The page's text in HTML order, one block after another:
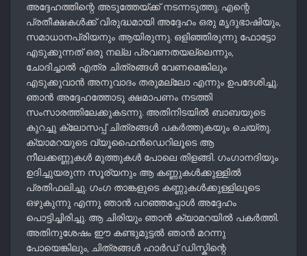
അദ്ദേഹത്തിന്റെ അടുത്തേയ്ക്ക് നടന്നടുത്തു. എന്റെ
പ്രതീക്ഷകൾക്ക് വിരുദ്ധമായി അദ്ദേഹം ഒരു മൃദുഭാഷിയും,
സമാധാനപ്രിയനും ആയിരുന്നു. ഒളിഞ്ഞിരുന്നു ഫോട്ടോ
എടുക്കുന്നത്‌ ഒരു നല്ല പ്രവണതയല്ലെന്നും,
ചോദിച്ചാൽ എത്ര ചിത്രങ്ങൾ വേണമെങ്കിലും
എടുക്കുവാൻ അനുവാദം തരുമല്ലോ എന്നും ഉപദേശിച്ചു.
ഞാൻ അദ്ദേഹത്തോടു ക്ഷമാപണം നടത്തി
സംസാരത്തിലേക്കുകടന്നു. അതിനിടയിൽ ബാബയുടെ
കുറച്ചു ക്ലോസപ്പ് ചിത്രങ്ങൾ പകർത്തുകയും ചെയ്തു.
ക്യാമറയുടെ വ്യൂഫൈൻഡെറിലൂടെ ആ
നീലക്കണ്ണുകൾ മുത്തുകൾ പോലെ തിളങ്ങി. ഗംഗാനദിയും
ഉദിച്ചുയരുന്ന സൂര്യനും ആ കണ്ണുകൾക്കുള്ളിൽ
പ്രതിഫലിച്ചു. ഗംഗ താങ്കളുടെ കണ്ണുകൾക്കുള്ളിലൂടെ
ഒഴുകുന്നു എന്നു ഞാൻ പറഞ്ഞപ്പോൾ അദ്ദേഹം
പൊട്ടിച്ചിരിച്ചു. ആ ചിരിയും ഞാൻ ക്യാമറയിൽ പകർത്തി.
അതിനുശേഷം ഈ കണ്ടുമുട്ടൽ ഞാൻ മറന്നു
പോയെങ്കിലും, ചിത്രങ്ങൾ ഹാർഡ് ഡിസ്കിന്റെ